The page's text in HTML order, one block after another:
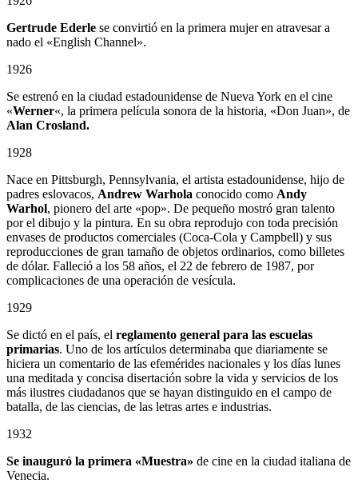
Gertrude Ederle se convirtió en la primera mujer en atravesar a
nado el «English Channel».
1926
Se estrenó en la ciudad estadounidense de Nueva York en el cine
«Werner«, la primera película sonora de la historia, «Don Juan», de
Alan Crosland.
1928
Nace en Pittsburgh, Pennsylvania, el artista estadounidense, hijo de
padres eslovacos, Andrew Warhola conocido como Andy
Warhol, pionero del arte «pop». De pequeño mostró gran talento
por el dibujo y la pintura. En su obra reprodujo con toda precisión
envases de productos comerciales (Coca-Cola y Campbell) y sus
reproducciones de gran tamaño de objetos ordinarios, como billetes
de dólar. Falleció a los 58 años, el 22 de febrero de 1987, por
complicaciones de una operación de vesícula.
1929
Se dictó en el país, el reglamento general para las escuelas
primarias. Uno de los artículos determinaba que diariamente se
hiciera un comentario de las efemérides nacionales y los días lunes
una meditada y concisa disertación sobre la vida y servicios de los
más ilustres ciudadanos que se hayan distinguido en el campo de
batalla, de las ciencias, de las letras artes e industrias.
1932
Se inauguró la primera «Muestra» de cine en la ciudad italiana de
Venecia.